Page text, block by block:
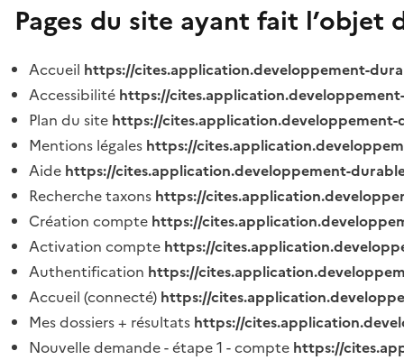
Pages du site ayant fait
Accueil https://cites.application.developpement-
Accessibilité https://
Plan du site https://
Mentions légales https://
Aide https://cites.application.developpement-
Recherche taxons https://
Création compte https://
Activation compte https://
Authentification https://
Accueil (connecté) https://
Mes dossiers + résultats https://
Nouvelle demande - étape 1 - compte https://